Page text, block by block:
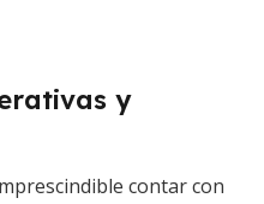
y
contar con